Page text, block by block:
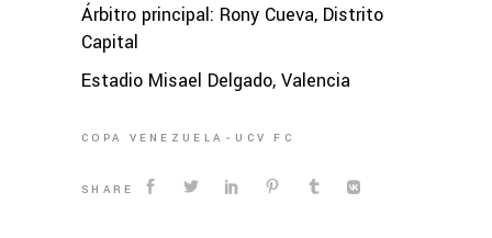
Árbitro principal: Rony Cueva, Distrito
Capital
Estadio Misael Delgado, Valencia
COPA VENEZUELA UCV FC
SHARE